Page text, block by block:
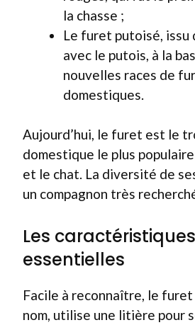
la chasse ;
Le furet putoisé, issu
avec le putois, à la
nouvelles races de
domestiques.
Aujourd’hui, le furet est le
domestique le plus
et le chat. La diversité de
un compagnon très
Les caractéristiques
essentielles
Facile à reconnaître, le furet
nom, utilise une litière pour